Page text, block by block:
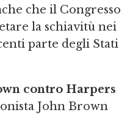
che il Congresso
la schiavitù nei
parte degli Stati
contro Harpers
John Brown